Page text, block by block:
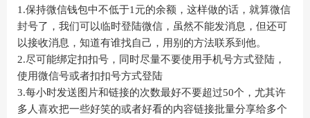
1.保持微信钱包中不低于1元的余额，这样做的话，就算微信
封号了，我们可以临时登陆微信，虽然不能发消息，但还可
以接收消息，知道有谁找自己，用别的方法联系到他。
2.尽可能绑定扣扣号，同时尽量不要使用手机号方式登陆，
使用微信号或者扣扣号方式登陆
3.每小时发送图片和链接的次数最好不要超过50个，尤其许
多人喜欢把一些好笑的或者好看的内容链接批量分享给多个